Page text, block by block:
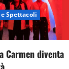
Spettacoli
Carmen diventa